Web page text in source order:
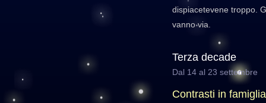
dispiacetevene troppo.
vanno via.
Terza decade
Dal 14 al 23 settembre
Contrasti in famiglia